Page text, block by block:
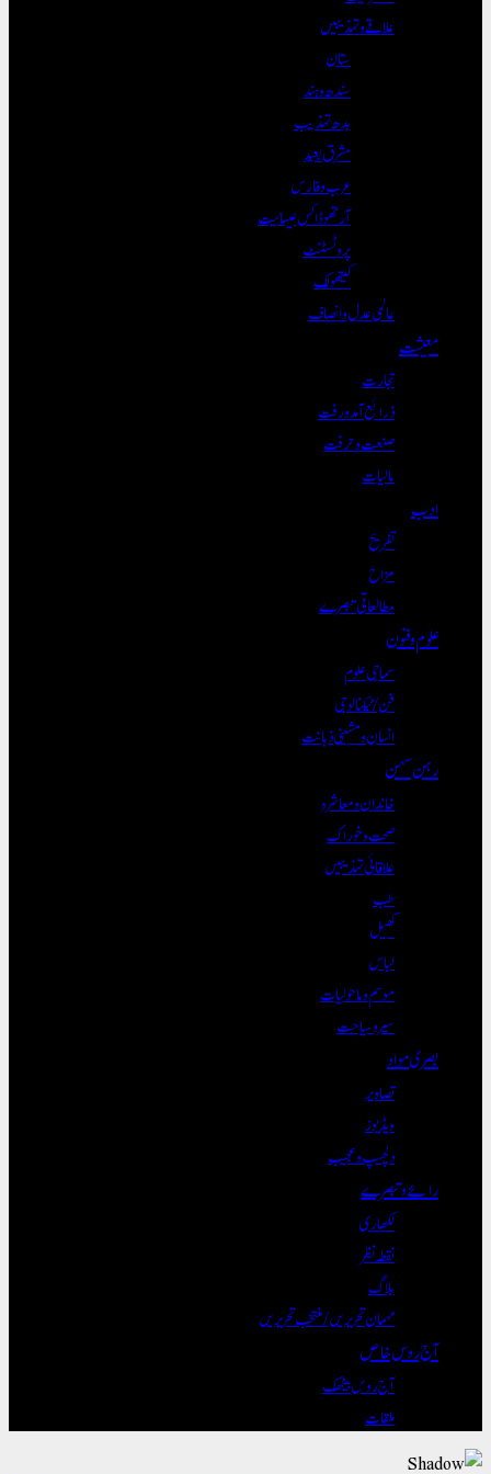
علاقے و تہذیبیں
ستان
سندھ و ہند
بدھ تہذیب
مشرق بعید
عرب و فارس
آرتھوڈاکس عیسائیت
پروٹسٹنٹ
کیتھولک
عالمی عدل و انصاف
معیشت
تجارت
ذرائع آمدورفت
صنعت و حرفت
مالیات
ادب
تفریح
مزاح
مطالعاتی تبصرے
علوم و فنون
سماجی علوم
فن/ٹیکنالوجی
انسان و مشینی ذہانت
رہن سہن
خاندان و معاشرہ
صحت و خوراک
علاقائی تہذیبیں
کھیل
لباس
موسم و ماحولیات
سیر و سیاحت
بصری مواد
تصاویر
ویڈیوز
دلچسپ و عجیب
رائے و تبصرے
لکھاری
نقطہ نظر
بلاگ
مہمان تحریریں / منتخب تحریریں
آج روس خاص
آج روس بیٹھک
ملقات